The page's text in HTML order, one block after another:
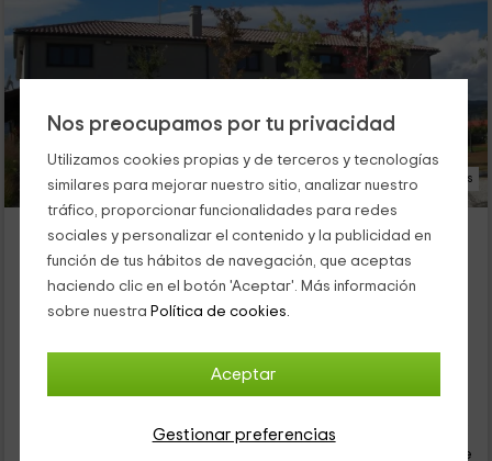
Nos preocupamos por tu privacidad
Utilizamos cookies propias y de terceros y tecnologías
similares para mejorar nuestro sitio, analizar nuestro
tráfico, proporcionar funcionalidades para redes
sociales y personalizar el contenido y la publicidad en
función de tus hábitos de navegación, que aceptas
haciendo clic en el botón 'Aceptar'. Más información
sobre nuestra Política de cookies.
Aceptar
Gestionar preferencias
46 Fotos
Punto y Aparte
Alojamiento ubicado a 6.2km de Barcena De Pienza
Bocos, Burgos
0 opiniones
Contacto directo
persona y noche